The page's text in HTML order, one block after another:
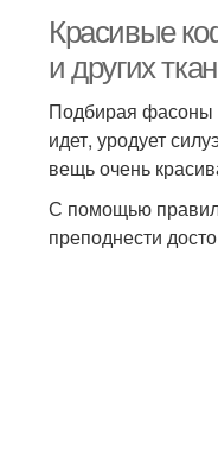
Красивые
и других
Подбирая фасоны
идет, уродует
вещь очень
С помощью
преподнести